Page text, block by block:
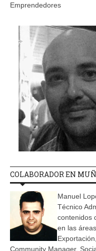
Emprendedores
COLABORADOR EN
Manuel
Técnico
contenidos
en las
Community Manager,